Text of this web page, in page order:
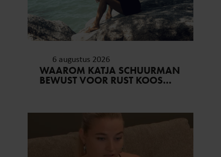
6 augustus 2026
WAAROM KATJA SCHUURMAN
BEWUST VOOR RUST KOOS…